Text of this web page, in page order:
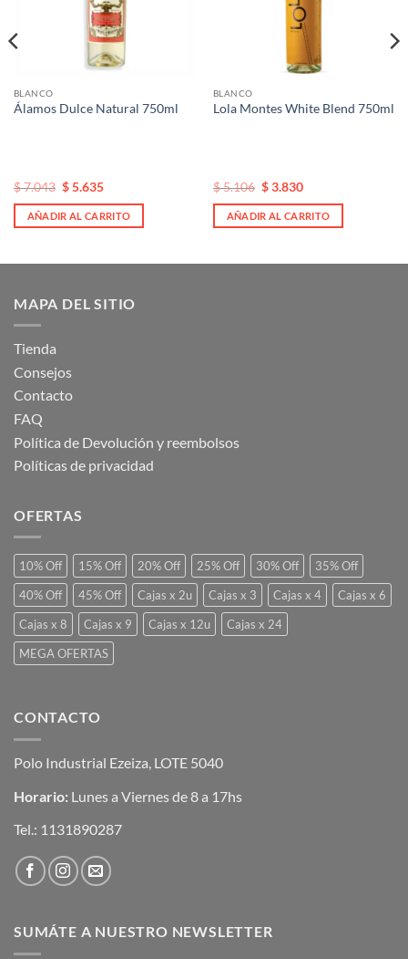
BLANCO
Álamos Dulce Natural 750ml
El
precio
original
era:
$7.043 El
actual
es:
$5.635
AÑADIR AL CARRITO
BLANCO
Lola Montes White Blend 750ml
El
precio
original
era:
$5.106 El
actual
es:
$3.830
AÑADIR AL CARRITO
MAPA DEL SITIO
Tienda
Consejos
Contacto
FAQ
Política de Devolución y reembolsos
Políticas de privacidad
OFERTAS
10% Off 15% Off 20% Off 25% Off 30% Off
35% Off
40% Off
45% Off Cajas x 2u Cajas x 3 Cajas x 4
Cajas x 6
Cajas x 8
Cajas x 9 Cajas x 12u
Cajas x 24
MEGA OFERTAS
CONTACTO
Polo Industrial Ezeiza, LOTE 5040
Horario: Lunes a Viernes de 8 a 17hs
Tel.: 1131890287
SUMÁTE A NUESTRO NEWSLETTER